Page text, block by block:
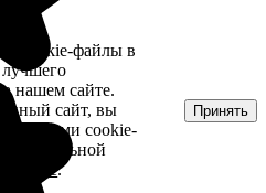
cookie-файлы в
лучшего
нашем сайте.
сайт, вы
нами cookie-
Cookie.
Принять